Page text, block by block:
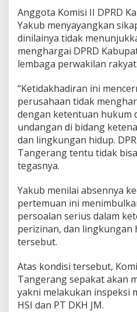
k
i
r
d
a
r
R
D
Anggota Komisi II DPRD
Yakub menyayangkan
dinilainya tidak
menghargai DPRD
lembaga perwakilan rakyat.
“Ketidakhadiran ini
perusahaan tidak
dengan ketentuan hukum
undangan di bidang
dan lingkungan hidup.
Tangerang tentu tidak
tegasnya.
Yakub menilai absennya
pertemuan ini
persoalan serius dalam
perizinan, dan lingkungan
tersebut.
Atas kondisi tersebut,
Tangerang sepakat akan
yakni melakukan inspeksi
HSI dan PT DKH JM.